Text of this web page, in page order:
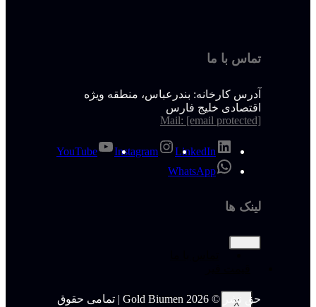
تماس با ما
آدرس کارخانه: بندرعباس، منطقه ویژه
اقتصادی خلیج فارس
Mail: [email protected]
LinkedIn
Instagram
YouTube
WhatsApp
لینک ها
X
حق نشر © 2026 Gold Biumen | تمامی حقوق